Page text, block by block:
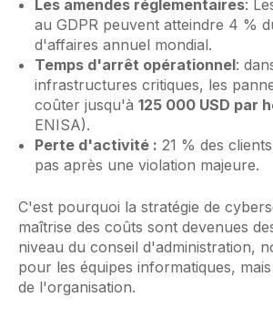
Les amendes réglementaires:
au GDPR peuvent atteindre 4 %
d'affaires annuel mondial.
Temps d'arrêt opérationnel:
infrastructures critiques, les
coûter jusqu'à 125 000 USD par
ENISA).
Perte d'activité : 21 % des
pas après une violation majeure.
C'est pourquoi la stratégie de
maîtrise des coûts sont devenues
niveau du conseil d'administration,
pour les équipes informatiques,
de l'organisation.